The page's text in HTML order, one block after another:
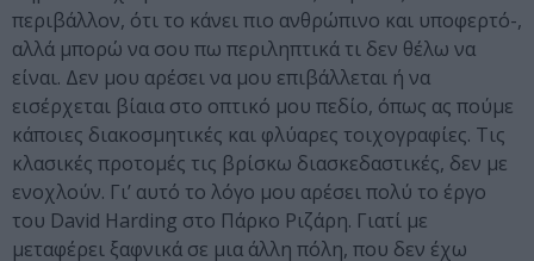
περιβάλλον, ότι το κάνει πιο ανθρώπινο και υποφερτό-,
αλλά μπορώ να σου πω περιληπτικά τι δεν θέλω να
είναι. Δεν μου αρέσει να μου επιβάλλεται ή να
εισέρχεται βίαια στο οπτικό μου πεδίο, όπως ας πούμε
κάποιες διακοσμητικές και φλύαρες τοιχογραφίες. Τις
κλασικές προτομές τις βρίσκω διασκεδαστικές, δεν με
ενοχλούν. Γι’ αυτό το λόγο μου αρέσει πολύ το έργο
του David Harding στο Πάρκο Ριζάρη. Γιατί με
μεταφέρει ξαφνικά σε μια άλλη πόλη, που δεν έχω